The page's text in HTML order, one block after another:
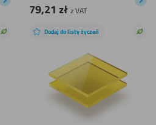
79,21 zł z VAT
ZrównoważonyDodaj do listy życzeń